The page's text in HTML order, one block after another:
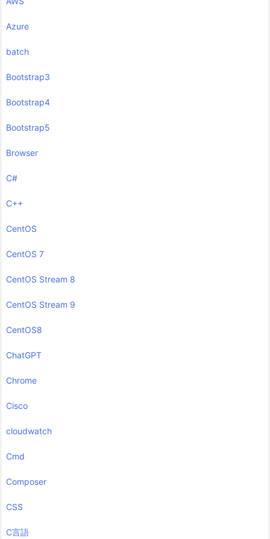
Azure
batch
Bootstrap3
Bootstrap4
Bootstrap5
Browser
C#
C++
CentOS
CentOS 7
CentOS Stream 8
CentOS Stream 9
CentOS8
ChatGPT
Chrome
Cisco
cloudwatch
Cmd
Composer
CSS
C言語